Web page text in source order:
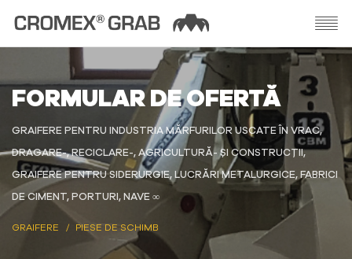
FORMULAR DE OFERTĂ
GRAIFERE PENTRU INDUSTRIA MĂRFURILOR USCATE ÎN VRAC,
DRAGARE-, RECICLARE-, AGRICULTURĂ- ȘI CONSTRUCȚII,
GRAIFERE PENTRU SIDERURGIE, LUCRĂRI METALURGICE, FABRICI
DE CIMENT, PORTURI, NAVE ∞
GRAIFERE PIESE DE SCHIMB